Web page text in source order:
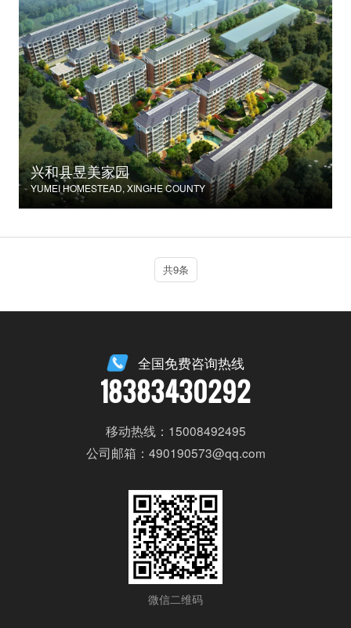
兴和县昱美家园
YUMEI HOMESTEAD, XINGHE COUNTY
共9条
全国免费咨询热线
18383430292
移动热线：15008492495
公司邮箱：490190573@qq.com
微信二维码